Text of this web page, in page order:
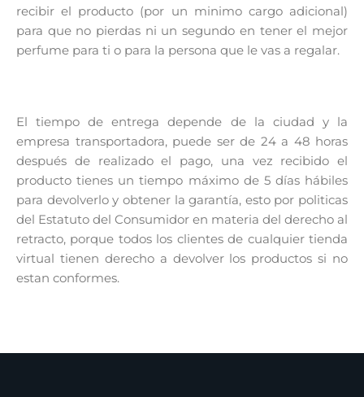
recibir el producto (por un minimo cargo adicional)
para que no pierdas ni un segundo en tener el mejor
perfume para ti o para la persona que le vas a regalar.
El tiempo de entrega depende de la ciudad y la
empresa transportadora, puede ser de 24 a 48 horas
después de realizado el pago, una vez recibido el
producto tienes un tiempo máximo de 5 días hábiles
para devolverlo y obtener la garantía, esto por politicas
del Estatuto del Consumidor en materia del derecho al
retracto, porque todos los clientes de cualquier tienda
virtual tienen derecho a devolver los productos si no
estan conformes.